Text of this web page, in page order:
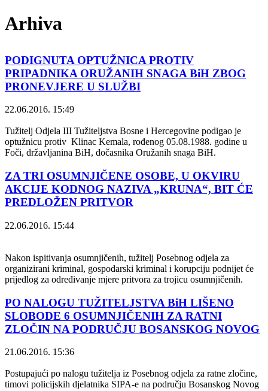
Arhiva
PODIGNUTA OPTUŽNICA PROTIV
PRIPADNIKA ORUŽANIH SNAGA BiH ZBOG
PRONEVJERE U SLUŽBI
22.06.2016. 15:49
Tužitelj Odjela III Tužiteljstva Bosne i Hercegovine podigao je
optužnicu protiv Klinac Kemala, rođenog 05.08.1988. godine u
Foči, državljanina BiH, dočasnika Oružanih snaga BiH.
ZA TRI OSUMNJIČENE OSOBE, U OKVIRU
AKCIJE KODNOG NAZIVA „KRUNA“, BIT ĆE
PREDLOŽEN PRITVOR
22.06.2016. 15:44
Nakon ispitivanja osumnjičenih, tužitelj Posebnog odjela za
organizirani kriminal, gospodarski kriminal i korupciju podnijet će
prijedlog za određivanje mjere pritvora za trojicu osumnjičenih.
PO NALOGU TUŽITELJSTVA BiH LIŠENO
SLOBODE 6 OSUMNJIČENIH ZA RATNI
ZLOČIN NA PODRUČJU BOSANSKOG NOVOG
21.06.2016. 15:36
Postupajući po nalogu tužitelja iz Posebnog odjela za ratne zločine,
timovi policijskih djelatnika SIPA-e na području Bosanskog Novog